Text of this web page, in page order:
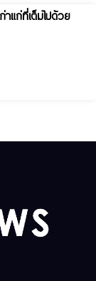
แก่ที่เต็มไปด้วย